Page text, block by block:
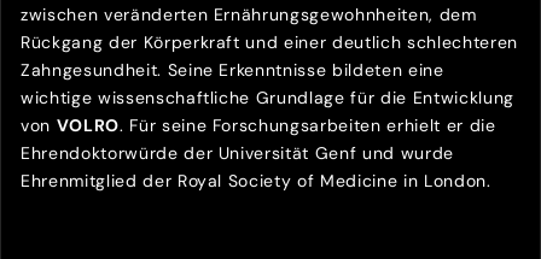
zwischen veränderten Ernährungsgewohnheiten, dem
Rückgang der Körperkraft und einer deutlich schlechteren
Zahngesundheit. Seine Erkenntnisse bildeten eine
wichtige wissenschaftliche Grundlage für die Entwicklung
von VOLRO. Für seine Forschungsarbeiten erhielt er die
Ehrendoktorwürde der Universität Genf und wurde
Ehrenmitglied der Royal Society of Medicine in London.